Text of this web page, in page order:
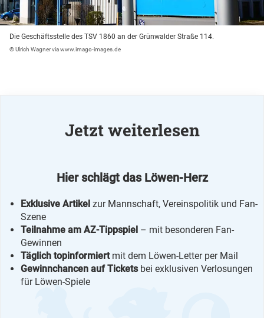
Die Geschäftsstelle des TSV 1860 an der Grünwalder Straße 114.
© Ulrich Wagner via www.imago-images.de
Jetzt weiterlesen
Hier schlägt das Löwen-Herz
Exklusive Artikel zur Mannschaft, Vereinspolitik und Fan-
Szene
Teilnahme am AZ-Tippspiel – mit besonderen Fan-
Gewinnen
Täglich topinformiertmit dem Löwen-Letter per Mail
Gewinnchancen auf Ticketsbei exklusiven Verlosungen
für Löwen-Spiele